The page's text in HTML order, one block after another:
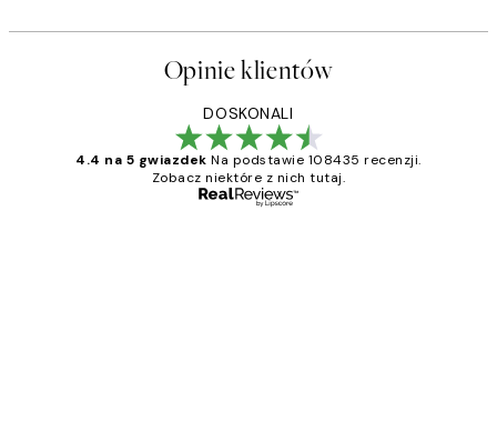
Opinie klientów
DOSKONALI
4.4 na 5 gwiazdek Na podstawie 108435 recenzji.
Zobacz niektóre z nich tutaj.